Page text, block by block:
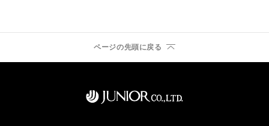
ページの先頭に戻る